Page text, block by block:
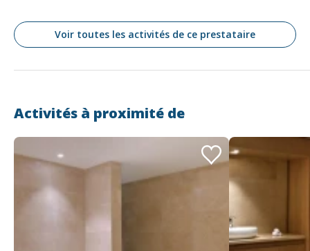
Voir toutes les activités de ce prestataire
Activités à proximité de